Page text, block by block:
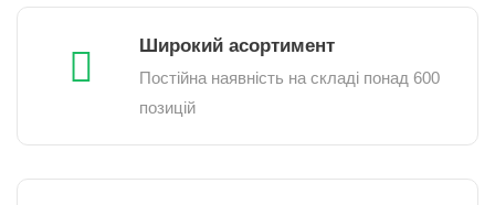
Широкий асортимент
Постійна наявність на складі понад 600
позицій